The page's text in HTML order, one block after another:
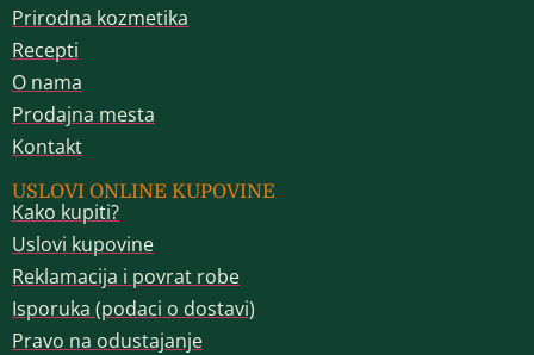
Prirodna kozmetika
Recepti
O nama
Prodajna mesta
Kontakt
USLOVI ONLINE KUPOVINE
Kako kupiti?
Uslovi kupovine
Reklamacija i povrat robe
Isporuka (podaci o dostavi)
Pravo na odustajanje